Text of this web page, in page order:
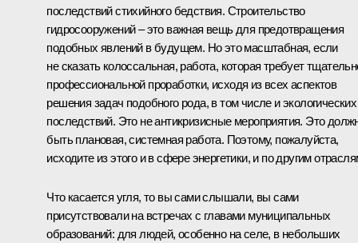
последствий стихийного бедствия. Строительство
гидросооружений – это важная вещь для предотвращения
подобных явлений в будущем. Но это масштабная, если
не сказать колоссальная, работа, которая требует
профессиональной проработки, исходя из всех аспектов
решения задач подобного рода, в том числе и экологических
последствий. Это не антикризисные мероприятия. Это
быть плановая, системная работа. Поэтому, пожалуйста,
исходите из этого и в сфере энергетики, и по другим
Что касается угля, то вы сами слышали, вы сами
присутствовали на встречах с главами муниципальных
образований: для людей, особенно на селе, в небольших